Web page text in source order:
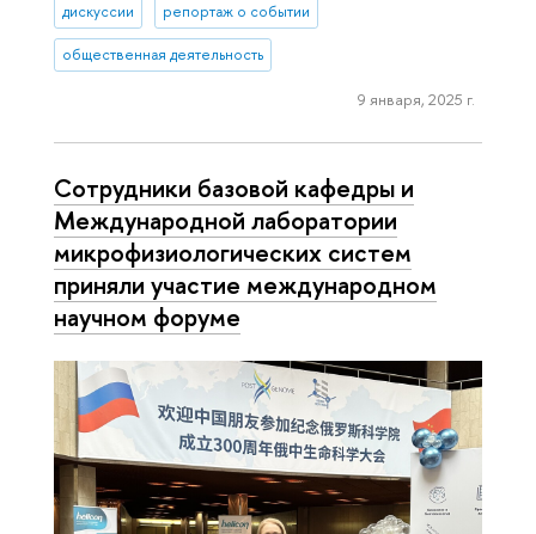
дискуссии репортаж о событии
общественная деятельность
9 января, 2025 г.
Сотрудники базовой кафедры и
Международной лаборатории
микрофизиологических систем
приняли участие международном
научном форуме